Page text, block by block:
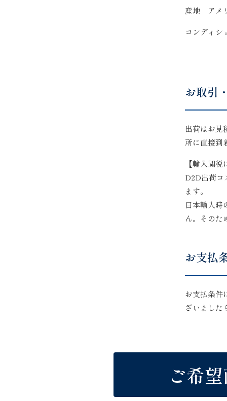
産地 アメ
コンディ
お取引
出荷はお見
所に直接到
【輸入関
D2D出荷コ
ます。
日本輸入時
ん。そのた
お支払
お支払条件
ざいました
ご希